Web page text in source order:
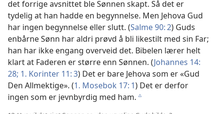
det forrige avsnittet ble Sønnen skapt. Så det er
tydelig at han hadde en begynnelse. Men Jehova Gud
har ingen begynnelse eller slutt. (Salme 90: 2) Guds
enbårne Sønn har aldri prøvd å bli likestilt med sin Far;
han har ikke engang overveid det. Bibelen lærer helt
klart at Faderen er større enn Sønnen. (Johannes 14:
28; 1. Korinter 11: 3) Det er bare Jehova som er «Gud
Den Allmektige». (1. Mosebok 17: 1) Det er derfor
ingen som er jevnbyrdig med ham. c